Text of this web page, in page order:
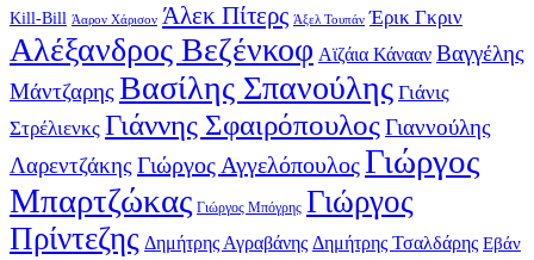
Kill-Bill Άαρον Χάρισον Άλεκ Πίτερς Άξελ Τουπάν Έρικ Γκριν
Αλέξανδρος Βεζένκοφ Αϊζάια Κάνααν Βαγγέλης
Μάντζαρης Βασίλης Σπανούλης Γιάνις
Στρέλιενκς Γιάννης ΣφαιρόπουλοςΓιαννούλης
Λαρεντζάκης Γιώργος ΑγγελόπουλοςΓιώργος
Μπαρτζώκας Γιώργος Μπόγρης Γιώργος
Πρίντεζης Δημήτρης Αγραβάνης Δημήτρης Τσαλδάρης Εβάν